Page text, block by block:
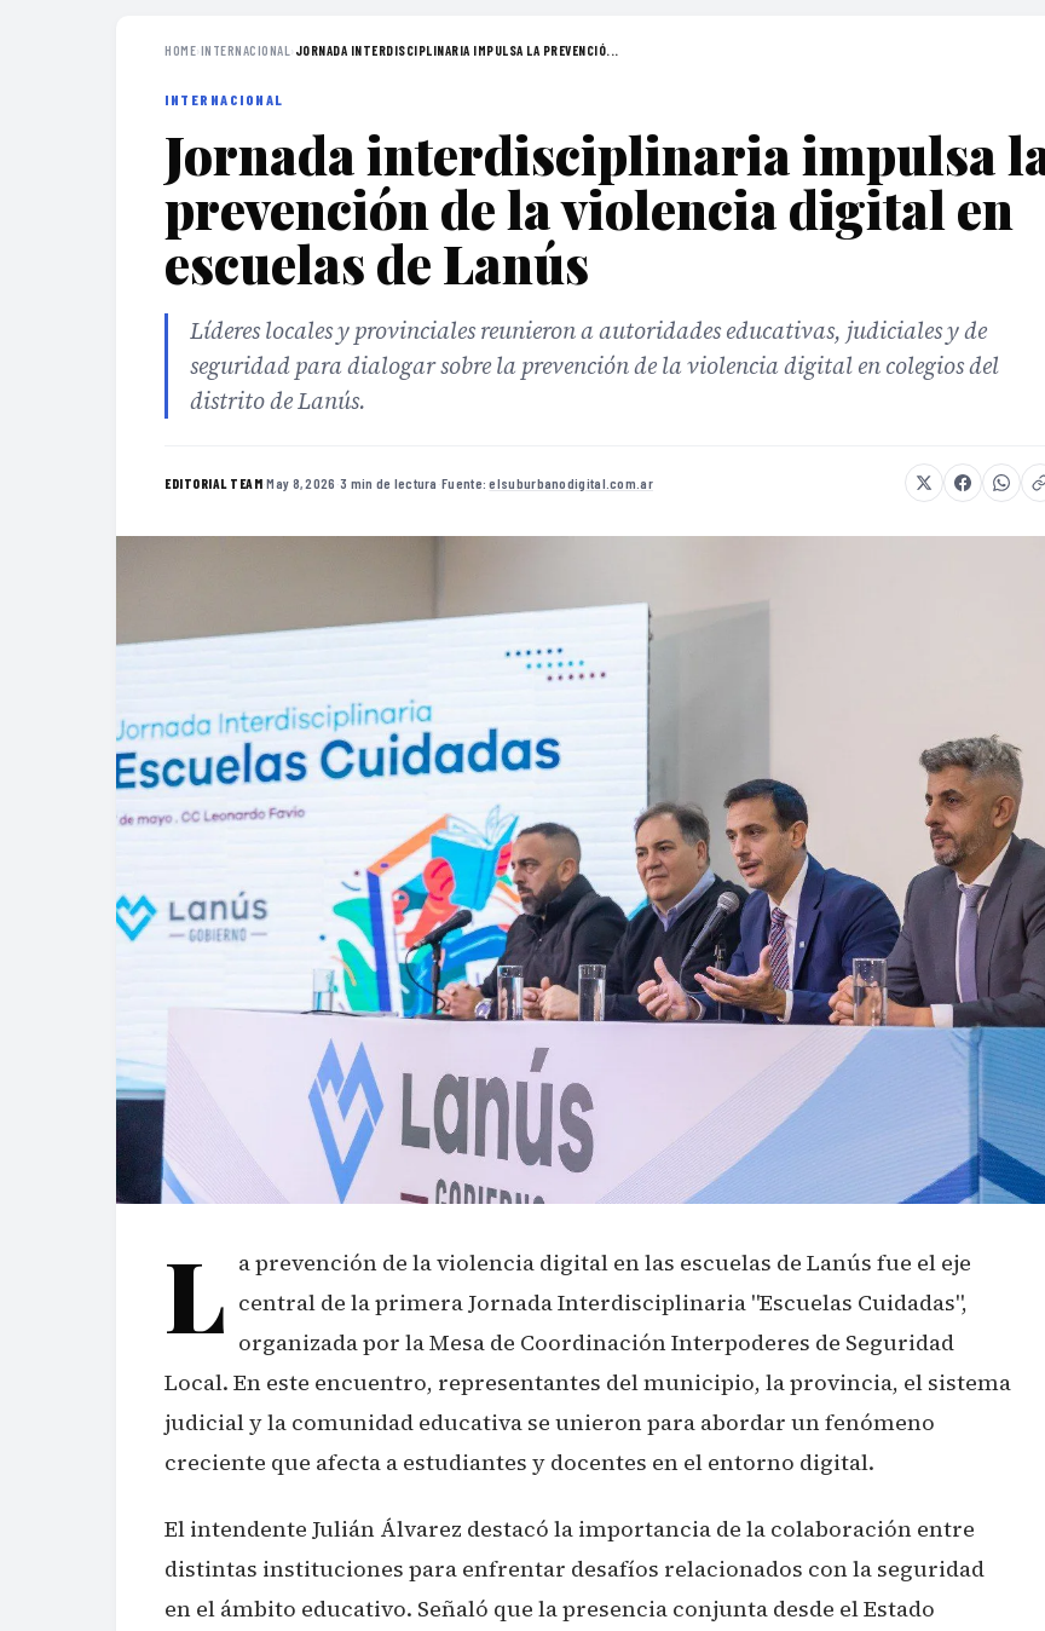
HOME›INTERNACIONAL › JORNADA INTERDISCIPLINARIA IMPULSA LA PREVENCIÓ...
INTERNACIONAL
Jornada interdisciplinaria impulsa
prevención de la violencia digital en
escuelas de Lanús
Líderes locales y provinciales reunieron a autoridades educativas, judiciales y de
seguridad para dialogar sobre la prevención de la violencia digital en colegios del
distrito de Lanús.
EDITORIAL TEAM·May 8, 2026 ·3 min de lectura ·Fuente:elsuburbanodigital.com.ar
L a prevención de la violencia digital en las escuelas de Lanús fue el eje
central de la primera Jornada Interdisciplinaria "Escuelas Cuidadas",
organizada por la Mesa de Coordinación Interpoderes de Seguridad
Local. En este encuentro, representantes del municipio, la provincia, el sistema
judicial y la comunidad educativa se unieron para abordar un fenómeno
creciente que afecta a estudiantes y docentes en el entorno digital.
El intendente Julián Álvarez destacó la importancia de la colaboración entre
distintas instituciones para enfrentar desafíos relacionados con la seguridad
en el ámbito educativo. Señaló que la presencia conjunta desde el Estado